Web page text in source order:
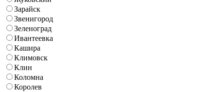
Зарайск
Звенигород
Зеленоград
Ивантеевка
Кашира
Климовск
Клин
Коломна
Королев